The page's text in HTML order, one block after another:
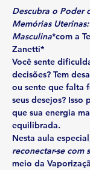
Descubra o Poder
Memórias
Masculina*com a
Zanetti*
Você sente
decisões? Tem
ou sente que falta
seus desejos? Isso
que sua energia
equilibrada.
Nesta aula
reconectar-se com
meio da